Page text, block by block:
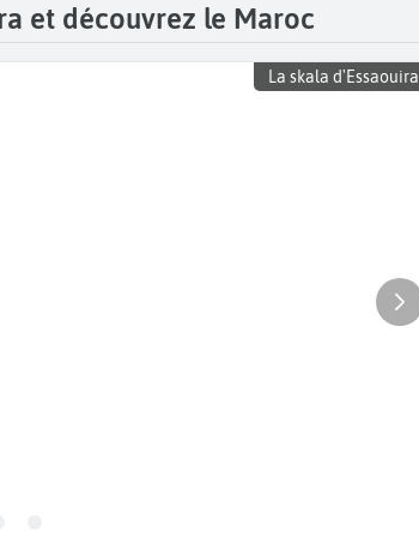
et découvrez le Maroc
La skala d'Essaouira